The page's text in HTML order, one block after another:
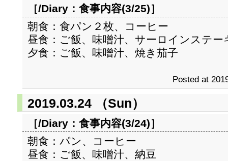
［/Diary： 食事内容(3/25)］
朝食：食パン２枚、コーヒー
昼食：ご飯、味噌汁、サーロインステー
夕食：ご飯、味噌汁、焼き茄子
Posted at
2019.03.24 （Sun）
［/Diary： 食事内容(3/24)］
朝食：パン、コーヒー
昼食：ご飯、味噌汁、納豆